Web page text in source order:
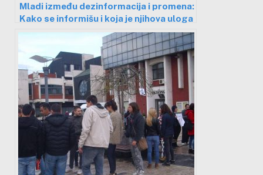
Mladi između dezinformacija i promena:
Kako se informišu i koja je njihova uloga
u društvu?